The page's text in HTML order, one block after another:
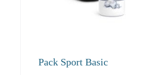
Pack Sport Basic